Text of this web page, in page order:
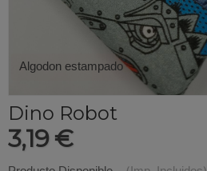
Algodon estampado
Dino Robot
3,19 €